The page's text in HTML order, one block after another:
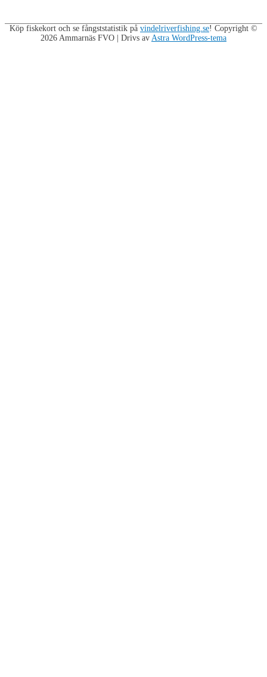
Köp fiskekort och se fångststatistik på vindelriverfishing.se! Copyright ©
2026 Ammarnäs FVO | Drivs av Astra WordPress-tema